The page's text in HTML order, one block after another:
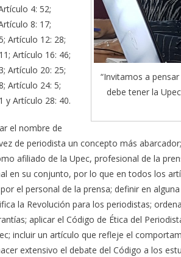
“Invitamos a
debe tener la
4: 52;
8: 17;
Artículo 12: 28;
Artículo 16: 46;
Artículo 20: 25;
Artículo 24: 5;
y Artículo 28: 40.
el nombre de
de periodista un concepto más
afiliado de la Upec, profesional de la
en su conjunto, por lo que en todos los
el personal de la prensa; definir en
la Revolución para los periodistas;
aplicar el Código de Ética del
incluir un artículo que refleje el
extensivo el debate del Código a los